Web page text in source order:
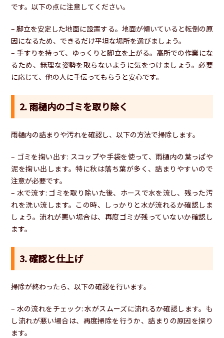
です。以下の点に注意してください。
– 脚立を安定した地面に設置する。地面が傾いていると転倒の原
因になるため、できるだけ平坦な場所を選びましょう。
– 手すりを持って、ゆっくりと脚立を上がる。高所での作業にな
るため、無理な姿勢を取らないように気をつけましょう。必要
に応じて、他の人に手伝ってもらうと安心です。
2. 雨樋内のゴミを取り除く
雨樋内の詰まりや汚れを確認し、以下の方法で掃除します。
– ゴミを掬い出す: スコップや手袋を使って、雨樋内の葉っぱや
泥を掬い出します。特に秋は落ち葉が多く、詰まりやすいので
注意が必要です。
– 水で流す: ゴミを取り除いた後、ホースで水を流し、残った汚
れを洗い流します。この時、しっかりと水が流れるか確認しま
しょう。流れが悪い場合は、再度ゴミが残っていないか確認し
ます。
3. 確認と仕上げ
掃除が終わったら、以下の確認を行います。
– 水の流れをチェック: 水がスムーズに流れるか確認します。も
し流れが悪い場合は、再度掃除を行うか、詰まりの原因を探り
ます。